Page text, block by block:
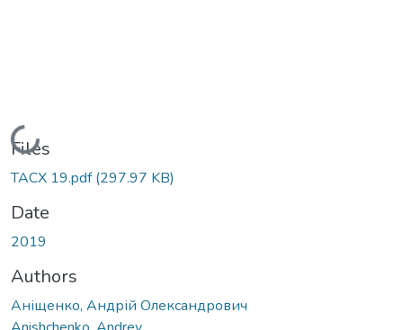
Loading...
Files
ТАСХ 19.pdf(297.97 KB)
Date
2019
Authors
Аніщенко, Андрій Олександрович